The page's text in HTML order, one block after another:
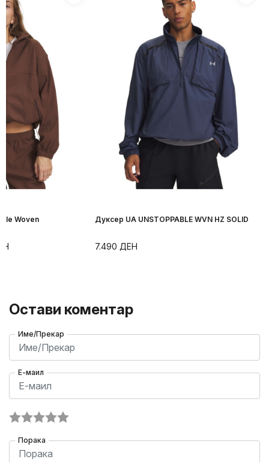
Woven Дуксер UA UNSTOPPABLE WVN HZ SOLID
7.490 ДЕН
Остави коментар
Име/Прекар
Е-маил
Порака